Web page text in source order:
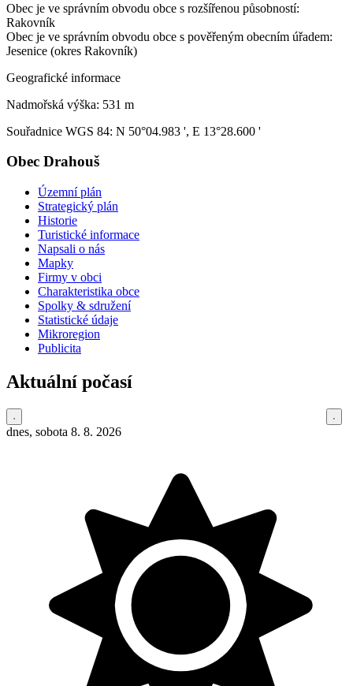
Obec je ve správním obvodu obce s rozšířenou působností:
Rakovník
Obec je ve správním obvodu obce s pověřeným obecním úřadem:
Jesenice (okres Rakovník)
Geografické informace
Nadmořská výška: 531 m
Souřadnice WGS 84: N 50°04.983 ', E 13°28.600 '
Obec Drahouš
Územní plán
Strategický plán
Historie
Turistické informace
Napsali o nás
Mapky
Firmy v obci
Charakteristika obce
Spolky & sdružení
Statistické údaje
Mikroregion
Publicita
Aktuální počasí
dnes, sobota 8. 8. 2026